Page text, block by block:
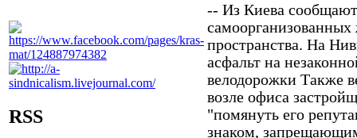
RSS
-- Из Киева
пространства. На
асфальт на
велодорожки Также
возле офиса
"помянуть его
знаком,